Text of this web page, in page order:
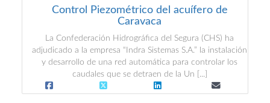
Control Piezométrico del acuífero de
Caravaca
La Confederación Hidrográfica del Segura (CHS) ha
adjudicado a la empresa “Indra Sistemas S.A.” la instalación
y desarrollo de una red automática para controlar los
caudales que se detraen de la Un [...]